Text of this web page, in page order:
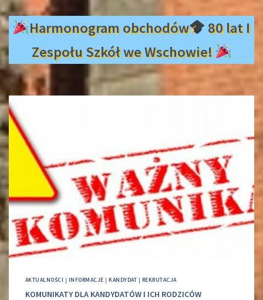
Harmonogram obchodów
80 lat I
Zespołu Szkół we Wschowie!
AKTUALNOŚCI | INFORMACJE |KANDYDAT | REKRUTACJA
KOMUNIKATY DLA KANDYDATÓW I ICH RODZICÓW